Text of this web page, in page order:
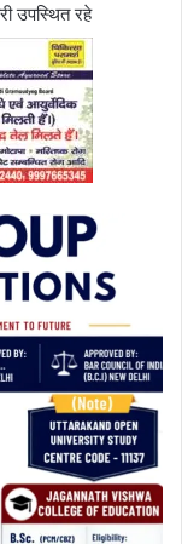
उपस्थित रहे